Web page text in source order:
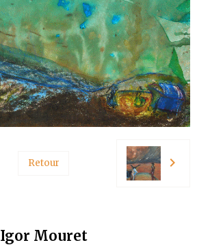
Retour
Igor Mouret